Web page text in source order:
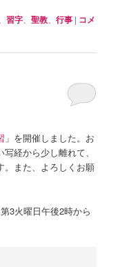
、習字 、聖教 、行事 | コメ
」を開催しました。お
経から少し離れて、
。また、よろしくお願
3火曜日午後2時から